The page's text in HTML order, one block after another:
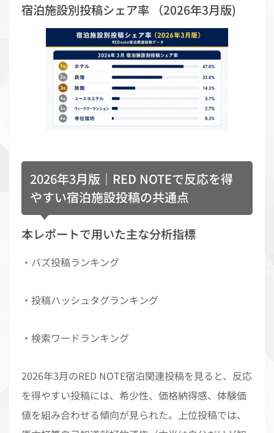
宿泊施設別投稿シェア率 （2026年3月版)
2026年3月版｜RED NOTEで反応を得
やすい宿泊施設投稿の共通点
本レポートで用いた主な分析指標
・バズ投稿ランキング
・投稿ハッシュタグランキング
・検索ワードランキング
2026年3月のRED NOTE宿泊関連投稿を見ると、反応
を得やすい投稿には、希少性、価格納得感、体験価
値を組み合わせる傾向が見られた。上位投稿では、